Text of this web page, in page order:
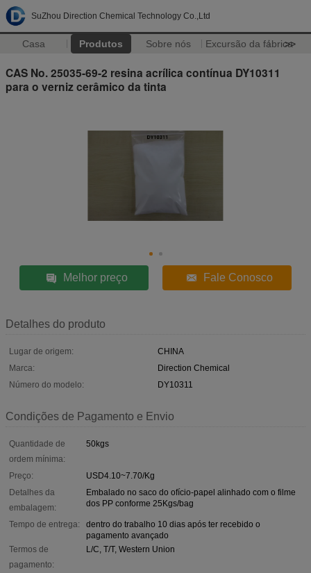
SuZhou Direction Chemical Technology Co.,Ltd
Casa Produtos Sobre nós Excursão da fábrica
>>
CAS No. 25035-69-2 resina acrílica contínua DY10311
para o verniz cerâmico da tinta
Melhor preço Fale Conosco
Detalhes do produto
Lugar de origem:
CHINA
Marca:
Direction Chemical
Número do modelo:
DY10311
Condições de Pagamento e Envio
Quantidade de
ordem mínima:
50kgs
Preço:
USD4.10~7.70/Kg
Detalhes da
embalagem:
Embalado no saco do ofício-papel alinhado com o filme
dos PP conforme 25Kgs/bag
Tempo de entrega:
dentro do trabalho 10 dias após ter recebido o
pagamento avançado
Termos de
pagamento:
L/C, T/T, Western Union